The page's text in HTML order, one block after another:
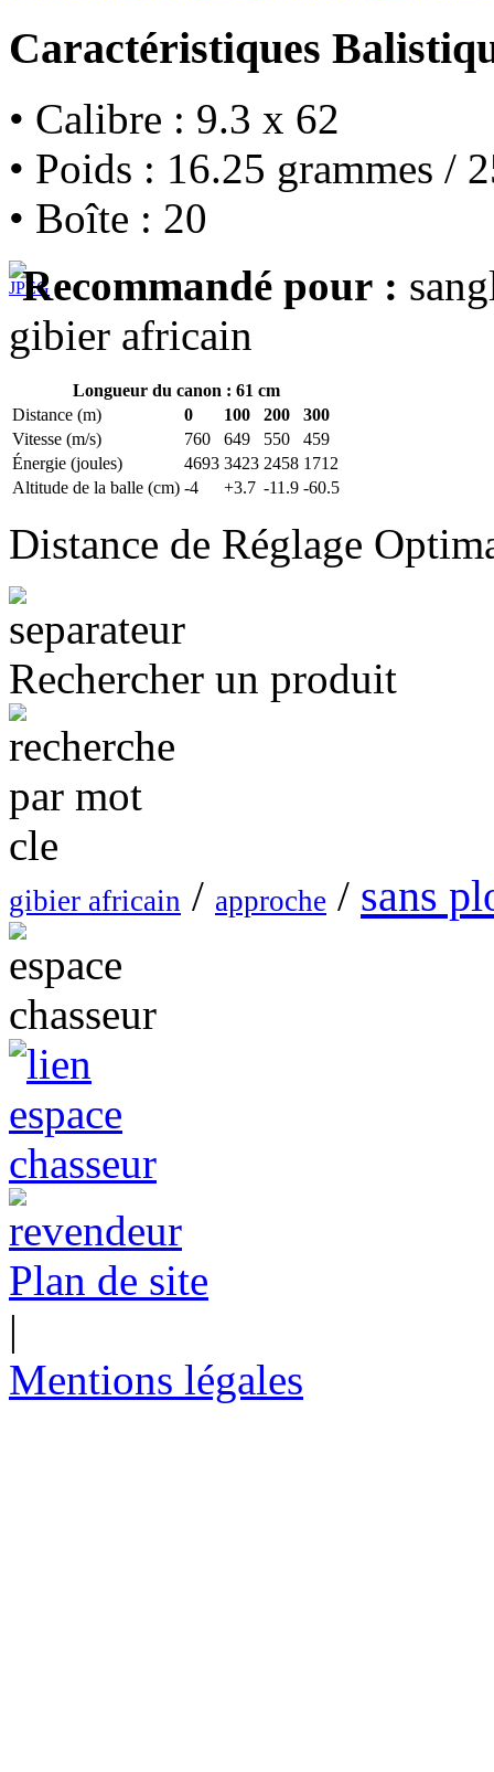
Caractéristiques
• Calibre : 9.3 x 62
• Poids : 16.25 grammes /
• Boîte : 20
Recommandé pour :
gibier africain
Longueur du canon : 61 cm
Distance (m)
0 100 200
300
Vitesse (m/s)
760 649 550
459
Énergie (joules)
4693 3423 2458 1712
Altitude de la balle (cm) -4 +3.7 -11.9 -60.5
Distance de Réglage
Rechercher un produit
gibier africain / approche / sans
Plan de site
|
Mentions légales